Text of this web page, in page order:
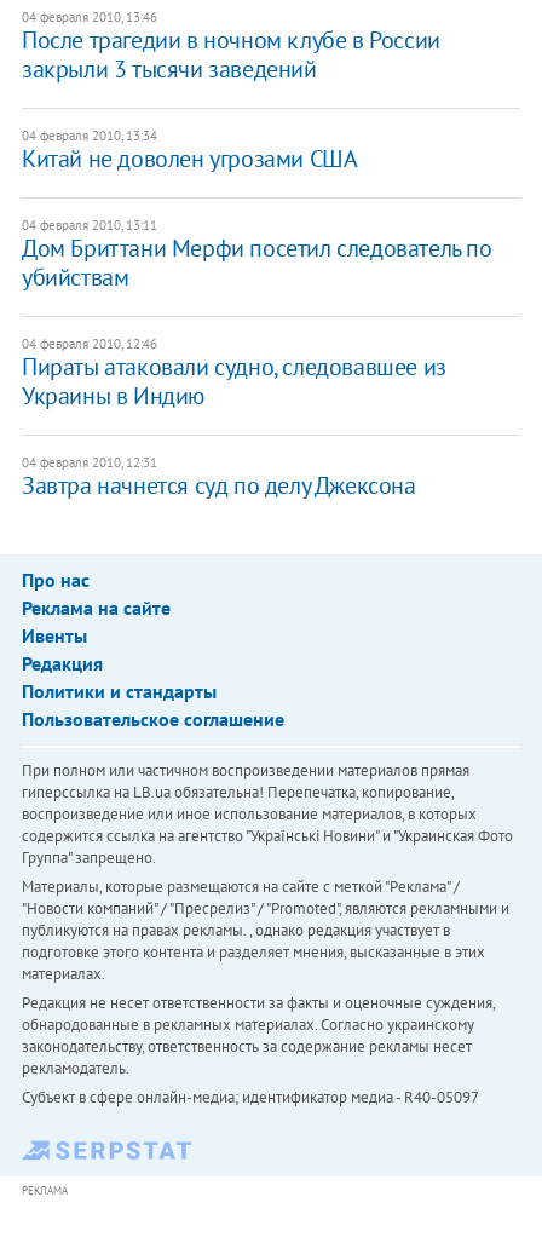
04 февраля 2010, 13:46
После трагедии в ночном клубе в России
закрыли 3 тысячи заведений
04 февраля 2010, 13:34
Китай не доволен угрозами США
04 февраля 2010, 13:11
Дом Бриттани Мерфи посетил следователь по
убийствам
04 февраля 2010, 12:46
Пираты атаковали судно, следовавшее из
Украины в Индию
04 февраля 2010, 12:31
Завтра начнется суд по делу Джексона
Про нас
Реклама на сайте
Ивенты
Редакция
Политики и стандарты
Пользовательское соглашение
При полном или частичном воспроизведении материалов прямая
гиперссылка на LB.ua обязательна! Перепечатка, копирование,
воспроизведение или иное использование материалов, в которых
содержится ссылка на агентство "Українськi Новини" и "Украинская Фото
Группа" запрещено.
Материалы, которые размещаются на сайте с меткой "Реклама" /
"Новости компаний" / "Пресрелиз" / "Promoted", являются рекламными и
публикуются на правах рекламы. , однако редакция участвует в
подготовке этого контента и разделяет мнения, высказанные в этих
материалах.
Редакция не несет ответственности за факты и оценочные суждения,
обнародованные в рекламных материалах. Согласно украинскому
законодательству, ответственность за содержание рекламы несет
рекламодатель.
Субъект в сфере онлайн-медиа; идентификатор медиа - R40-05097
РЕКЛАМА